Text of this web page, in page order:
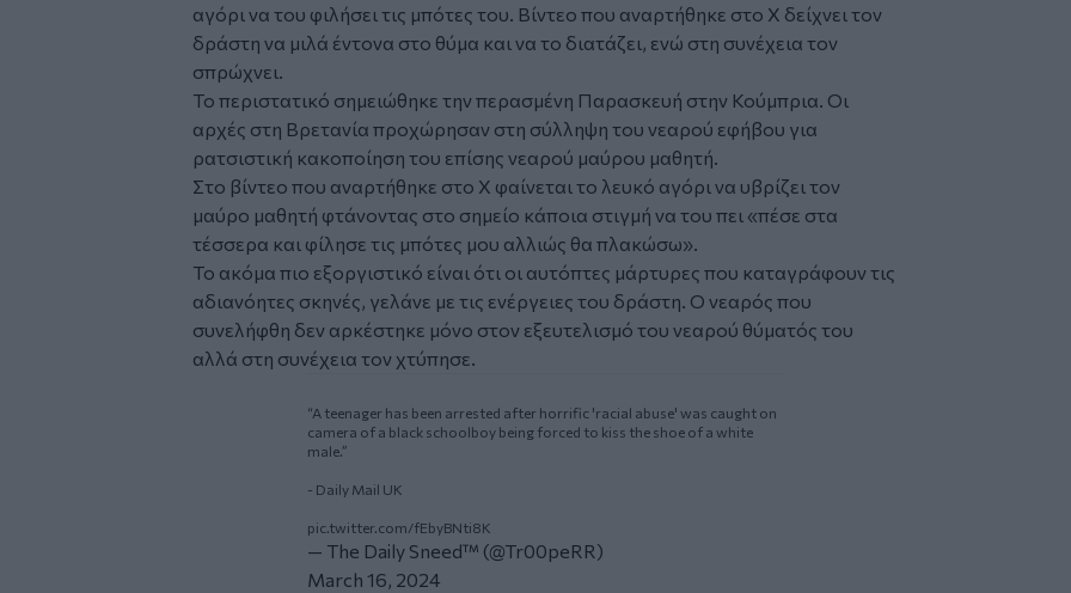
αγόρι να του φιλήσει τις μπότες του. Βίντεο που αναρτήθηκε στο Χ δείχνει τον
δράστη να μιλά έντονα στο θύμα και να το διατάζει, ενώ στη συνέχεια τον
σπρώχνει.
Το περιστατικό σημειώθηκε την περασμένη Παρασκευή στην Κούμπρια. Οι
αρχές στη Βρετανία προχώρησαν στη σύλληψη του νεαρού εφήβου για
ρατσιστική κακοποίηση του επίσης νεαρού μαύρου μαθητή.
Στο βίντεο που αναρτήθηκε στο Χ φαίνεται το λευκό αγόρι να υβρίζει τον
μαύρο μαθητή φτάνοντας στο σημείο κάποια στιγμή να του πει «πέσε στα
τέσσερα και φίλησε τις μπότες μου αλλιώς θα πλακώσω».
Το ακόμα πιο εξοργιστικό είναι ότι οι αυτόπτες μάρτυρες που καταγράφουν τις
αδιανόητες σκηνές, γελάνε με τις ενέργειες του δράστη. Ο νεαρός που
συνελήφθη δεν αρκέστηκε μόνο στον εξευτελισμό του νεαρού θύματός του
αλλά στη συνέχεια τον χτύπησε.
“A teenager has been arrested after horrific 'racial abuse' was caught on
camera of a black schoolboy being forced to kiss the shoe of a white
male.”
- Daily Mail UK
pic.twitter.com/fEbyBNti8K
— The Daily Sneed™ (@Tr00peRR)
March 16, 2024